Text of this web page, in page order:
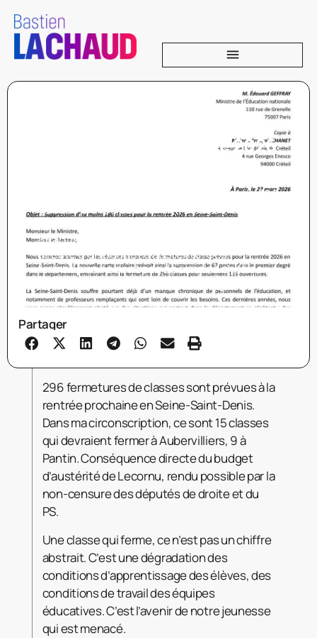
Suppression d’au moins 180
classes pour la rentrée 2026
éducative alarmante avec la fermeture de 296
classes prévue pour la rentrée 2026. Dans ma
à Pantin sont menacées, conséquence
directe d’un budget d’austérité. Ces
fermetures ne sont pas de simples chiffres :
Partager
296 fermetures de classes sont prévues à la
rentrée prochaine en Seine-Saint-Denis.
Dans ma circonscription, ce sont 15 classes
qui devraient fermer à Aubervilliers, 9 à
Pantin. Conséquence directe du budget
d’austérité de Lecornu, rendu possible par la
non-censure des députés de droite et du
PS.
Une classe qui ferme, ce n’est pas un chiffre
abstrait. C’est une dégradation des
conditions d’apprentissage des élèves, des
conditions de travail des équipes
éducatives. C’est l’avenir de notre jeunesse
qui est menacé.